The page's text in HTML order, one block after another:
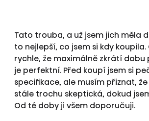
Tato trouba, a už jsem jich měla
to nejlepší, co jsem si kdy
rychle, že maximálně zkrátí dobu
je perfektní. Před koupí jsem si
specifikace, ale musím přiznat,
stále trochu skeptická, dokud
Od té doby ji všem doporučuji.